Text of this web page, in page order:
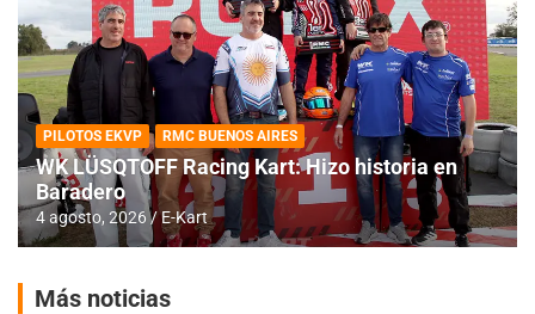
PILOTOS EKVP RMC BUENOS AIRES
WK LÜSQTOFF Racing Kart: Hizo historia en
Baradero
4 agosto, 2026 E-Kart
Más noticias